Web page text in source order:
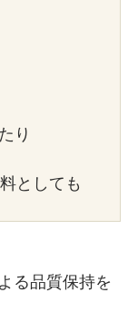
り
としても
る品質保持を